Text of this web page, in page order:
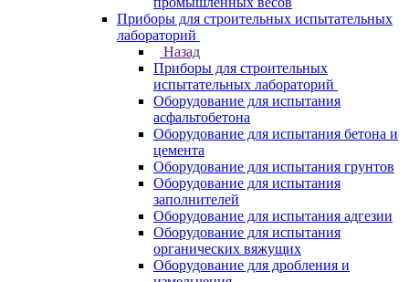
Приборы для строительных испытательных
лабораторий
Назад
Приборы для строительных
испытательных лабораторий
Оборудование для испытания
асфальтобетона
Оборудование для испытания бетона и
цемента
Оборудование для испытания грунтов
Оборудование для испытания
заполнителей
Оборудование для испытания адгезии
Оборудование для испытания
органических вяжущих
Оборудование для дробления и